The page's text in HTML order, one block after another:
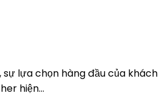
lựa chọn hàng đầu của khách
hiện...